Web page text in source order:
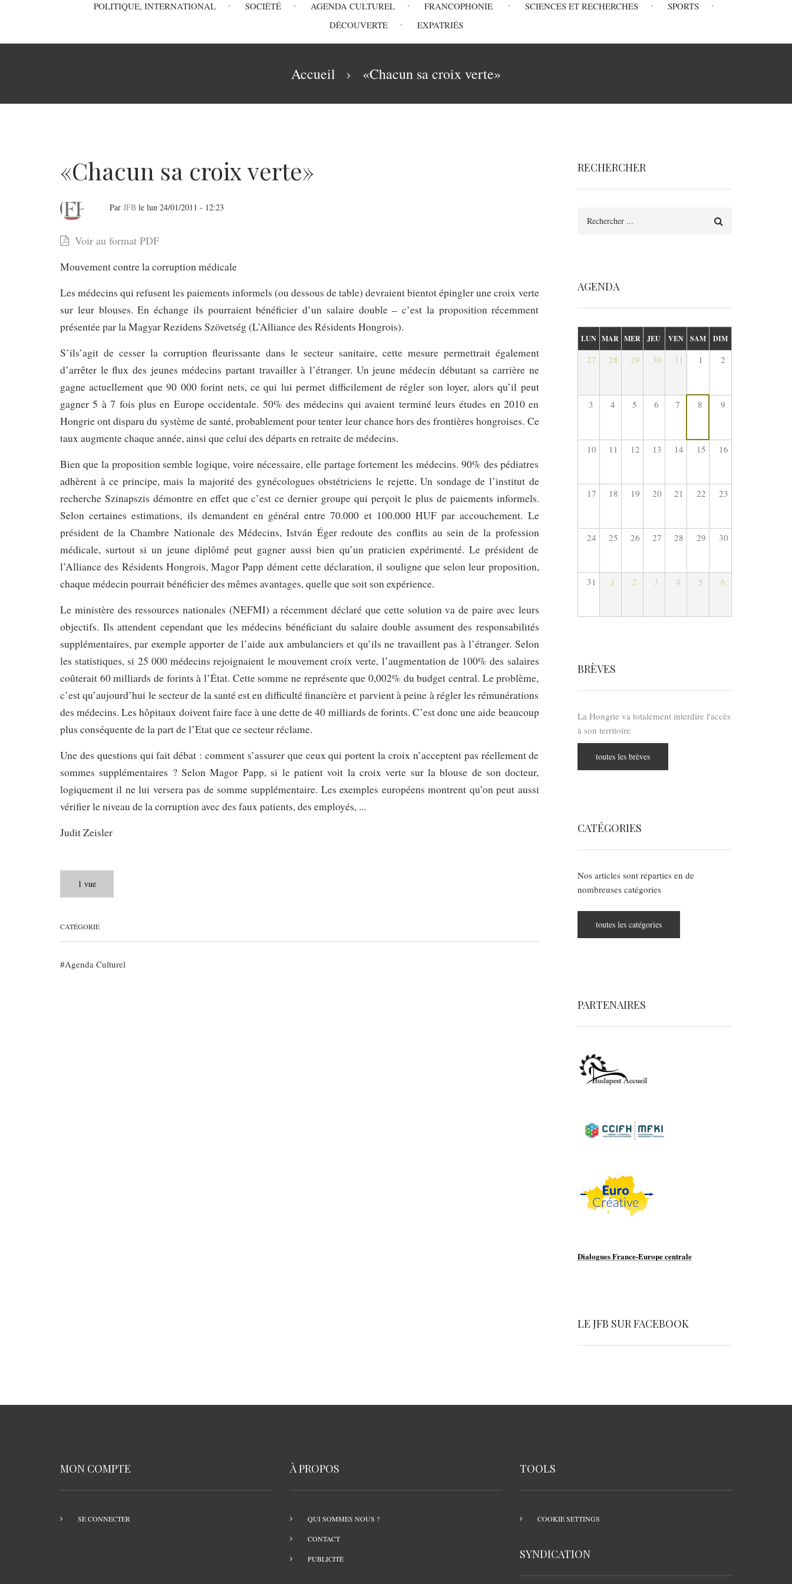
MainPOLITIQUE, INTERNATIONAL SOCIÉTÉ AGENDA CULTUREL FRANCOPHONIE SCIENCES ET RECHERCHES
SPORTS
DÉCOUVERTE
EXPATRIÉS
Accueil «Chacun sa croix verte»
«Chacun sa croix verte»
«Chacun
sa
croix
verte»
Par JFB le lun 24/01/2011 - 12:23
Voir au format PDF
Mouvement contre la corruption médicale
Les médecins qui refusent les paiements informels (ou dessous de table) devraient bientot épingler une croix verte
sur leur blouses. En échange ils pourraient bénéficier d’un salaire double – c’est la proposition récemment
présentée par la Magyar Rezidens Szövetség (L’Alliance des Résidents Hongrois).
S’ils’agit de cesser la corruption fleurissante dans le secteur sanitaire, cette mesure permettrait également
d’arrêter le flux des jeunes médecins partant travailler à l’étranger. Un jeune médecin débutant sa carrière ne
gagne actuellement que 90 000 forint nets, ce qui lui permet difficilement de régler son loyer, alors qu’il peut
gagner 5 à 7 fois plus en Europe occidentale. 50% des médecins qui avaient terminé leurs études en 2010 en
Hongrie ont disparu du système de santé, probablement pour tenter leur chance hors des frontières hongroises. Ce
taux augmente chaque année, ainsi que celui des départs en retraite de médecins.
Bien que la proposition semble logique, voire nécessaire, elle partage fortement les médecins. 90% des pédiatres
adhèrent à ce principe, mais la majorité des gynécologues obstétriciens le rejette. Un sondage de l’institut de
recherche Szinapszis démontre en effet que c’est ce dernier groupe qui perçoit le plus de paiements informels.
Selon certaines estimations, ils demandent en général entre 70.000 et 100.000 HUF par accouchement. Le
président de la Chambre Nationale des Médecins, István Éger redoute des conflits au sein de la profession
médicale, surtout si un jeune diplômé peut gagner aussi bien qu’un praticien expérimenté. Le président de
l’Alliance des Résidents Hongrois, Magor Papp dément cette déclaration, il souligne que selon leur proposition,
chaque médecin pourrait bénéficier des mêmes avantages, quelle que soit son expérience.
Le ministère des ressources nationales (NEFMI) a récemment déclaré que cette solution va de paire avec leurs
objectifs. Ils attendent cependant que les médecins bénéficiant du salaire double assument des responsabilités
supplémentaires, par exemple apporter de l’aide aux ambulanciers et qu’ils ne travaillent pas à l’étranger. Selon
les statistiques, si 25 000 médecins rejoignaient le mouvement croix verte, l’augmentation de 100% des salaires
coûterait 60 milliards de forints à l’État. Cette somme ne représente que 0,002% du budget central. Le problème,
c’est qu’aujourd’hui le secteur de la santé est en difficulté financière et parvient à peine à régler les rémunérations
des médecins. Les hôpitaux doivent faire face à une dette de 40 milliards de forints. C’est donc une aide beaucoup
plus conséquente de la part de l’Etat que ce secteur réclame.
Une des questions qui fait débat : comment s’assurer que ceux qui portent la croix n’acceptent pas réellement de
sommes supplémentaires ? Selon Magor Papp, si le patient voit la croix verte sur la blouse de son docteur,
logiquement il ne lui versera pas de somme supplémentaire. Les exemples européens montrent qu’on peut aussi
vérifier le niveau de la corruption avec des faux patients, des employés, ...
Judit Zeisler
1 vue
CATÉGORIE
Agenda Culturel
RECHERCHER
AGENDA
LUN MAR MER JEU VEN SAM DIM
27 28 29 30 31 1 2
3 4 5 6 7 8 9
10 11 12 13 14 15 16
17 18 19 20 21 22 23
24 25 26 27 28 29 30
31 1 2 3 4 5 6
BRÈVES
La Hongrie va totalement interdire l'accès
à son territoire
toutes les brèves
CATÉGORIES
Nos articles sont réparties en de
nombreuses catégories
toutes les catégories
PARTENAIRES
Dialogues France-Europe centrale
LE JFB SUR FACEBOOK
MON COMPTE
SE CONNECTER
À PROPOS
QUI SOMMES NOUS ?
CONTACT
PUBLICITÉ
TOOLS
COOKIE SETTINGS
SYNDICATION